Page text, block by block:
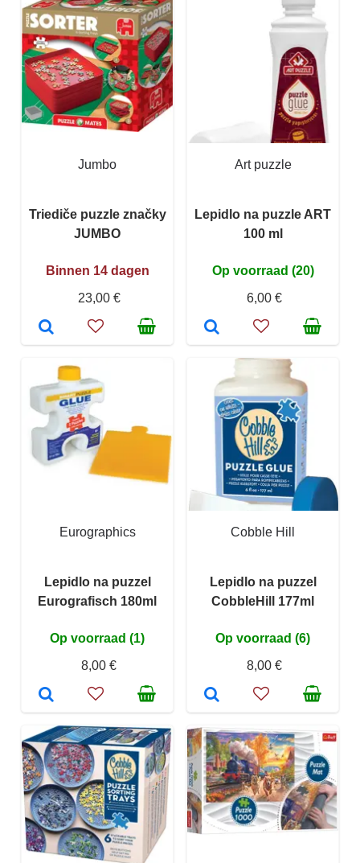
Jumbo
Triediče puzzle značky
JUMBO
Binnen 14 dagen
23,00 €
Art puzzle
Lepidlo na puzzle ART
100 ml
Op voorraad (20)
6,00 €
Eurographics
Lepidlo na puzzel
Eurografisch 180ml
Op voorraad (1)
8,00 €
Cobble Hill
Lepidlo na puzzel
CobbleHill 177ml
Op voorraad (6)
8,00 €